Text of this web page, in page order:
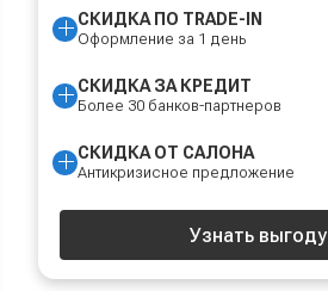
СКИДКА ПО TRADE-IN
Оформление за 1 день
СКИДКА ЗА КРЕДИТ
Более 30 банков-партнеров
СКИДКА ОТ САЛОНА
Антикризисное предложение
Узнать выгоду